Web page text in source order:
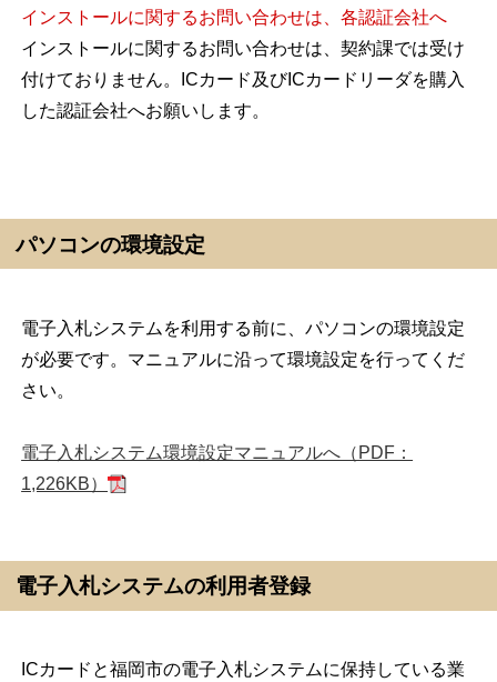
インストールに関するお問い合わせは、各認証会社へ
インストールに関するお問い合わせは、契約課では受け
付けておりません。ICカード及びICカードリーダを購入
した認証会社へお願いします。
パソコンの環境設定
電子入札システムを利用する前に、パソコンの環境設定
が必要です。マニュアルに沿って環境設定を行ってくだ
さい。
電子入札システム環境設定マニュアルへ（PDF：
1,226KB）
電子入札システムの利用者登録
ICカードと福岡市の電子入札システムに保持している業